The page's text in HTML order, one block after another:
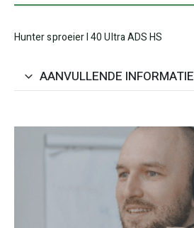
Hunter sproeier I 40 Ultra ADS HS
AANVULLENDE INFORMATIE